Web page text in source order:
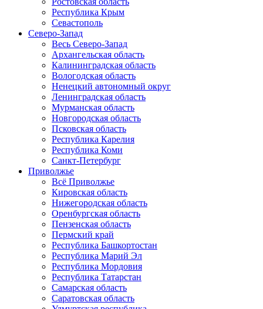
Республика Крым
Севастополь
Северо-Запад
Весь Северо-Запад
Архангельская область
Калининградская область
Вологодская область
Ненецкий автономный округ
Ленинградская область
Мурманская область
Новгородская область
Псковская область
Республика Карелия
Республика Коми
Санкт-Петербург
Приволжье
Всё Приволжье
Кировская область
Нижегородская область
Оренбургская область
Пензенская область
Пермский край
Республика Башкортостан
Республика Марий Эл
Республика Мордовия
Республика Татарстан
Самарская область
Саратовская область